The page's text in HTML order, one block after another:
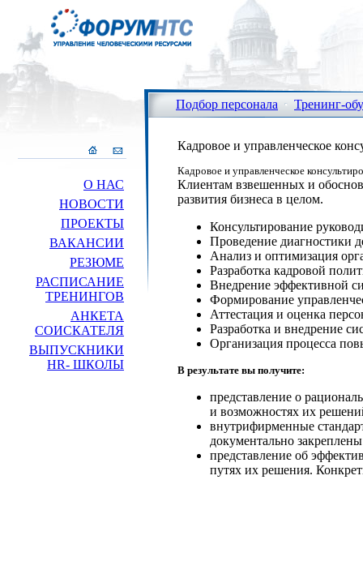
О НАС
НОВОСТИ
ПРОЕКТЫ
ВАКАНСИИ
РЕЗЮМЕ
РАСПИСАНИЕ
ТРЕНИНГОВ
АНКЕТА
СОИСКАТЕЛЯ
ВЫПУСКНИКИ
HR- ШКОЛЫ
Подбор персонала Тренинг-
Кадровое и управленческое
Кадровое и управленческое
Клиентам взвешенных и
развития бизнеса в целом.
Консультирование
Проведение диагностики
Анализ и оптимизация
Разработка кадровой
Внедрение эффективной
Формирование
Аттестация и оценка
Разработка и внедрение
Организация процесса
В результате вы получите:
представление о
и возможностях их
внутрифирменные
документально
представление об
путях их решения.